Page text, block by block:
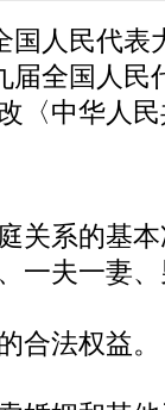
人民代表
届全国人民
〈中华人
系的基本
夫一妻、
法权益。